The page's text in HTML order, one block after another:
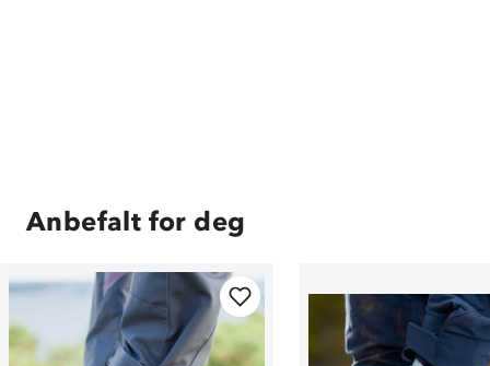
Anbefalt for deg